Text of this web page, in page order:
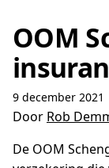
OOM
9 december 2021
Door Rob
De OOM